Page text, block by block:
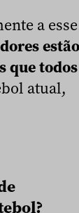
a esse
estão
que todos
atual,